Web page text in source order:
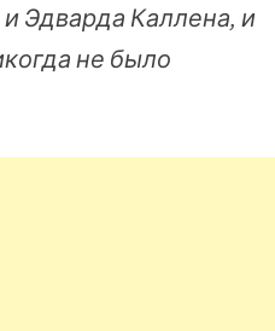
Эдварда Каллена, и
не было